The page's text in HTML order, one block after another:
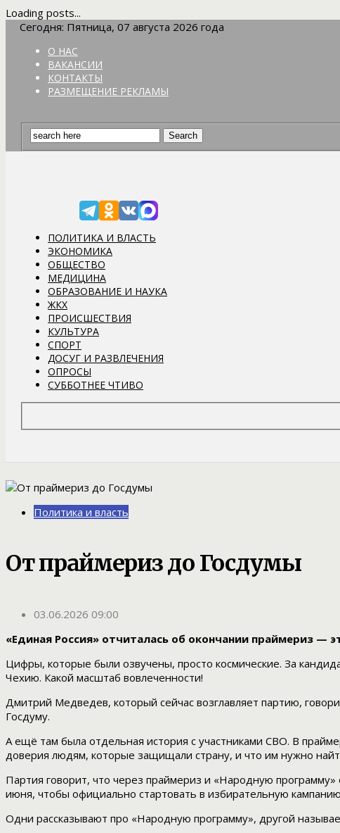
Loading posts...
Сегодня: Пятница, 07 августа 2026 года
О НАС
ВАКАНСИИ
КОНТАКТЫ
РАЗМЕЩЕНИЕ РЕКЛАМЫ
ПОЛИТИКА И ВЛАСТЬ
ЭКОНОМИКА
ОБЩЕСТВО
МЕДИЦИНА
ОБРАЗОВАНИЕ И НАУКА
ЖКХ
ПРОИСШЕСТВИЯ
КУЛЬТУРА
СПОРТ
ДОСУГ И РАЗВЛЕЧЕНИЯ
ОПРОСЫ
СУББОТНЕЕ ЧТИВО
Политика и власть
От праймериз до Госдумы
03.06.2026 09:00
«Единая Россия» отчиталась об окончании праймериз —
Цифры, которые были озвучены, просто космические. За
Чехию. Какой масштаб вовлеченности!
Дмитрий Медведев, который сейчас возглавляет партию,
Госдуму.
А ещё там была отдельная история с участниками СВО. В
доверия людям, которые защищали страну, и что им нужно
Партия говорит, что через праймериз и «Народную
июня, чтобы официально стартовать в избирательную
Одни рассказывают про «Народную программу», другой